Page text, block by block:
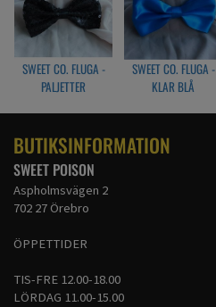
SWEET CO. FLUGA -
PALJETTER
SWEET CO. FLUGA -
KLAR BLÅ
BUTIKSINFORMATION
SWEET POISON
Aspholmsvägen 2
702 27 Örebro
ÖPPETTIDER
TIS-FRE 12.00-18.00
LÖRDAG 11.00-15.00